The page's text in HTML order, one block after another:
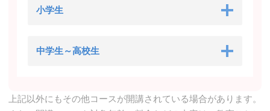
小学生
中学生～高校生
上記以外にもその他コースが開講されている場合があります。